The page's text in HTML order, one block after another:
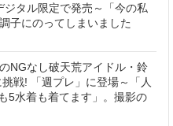
ジタル限定で発売～「今の私
子にのってしまいました
NGなし破天荒アイドル・鈴
戦! 「週プレ」に登場～「人
5水着も着てます」。撮影の